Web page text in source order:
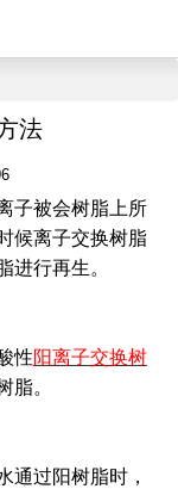
法
子被会树脂上所
候离子交换树脂
进行再生。
性阳离子交换树
脂。
通过阳树脂时，